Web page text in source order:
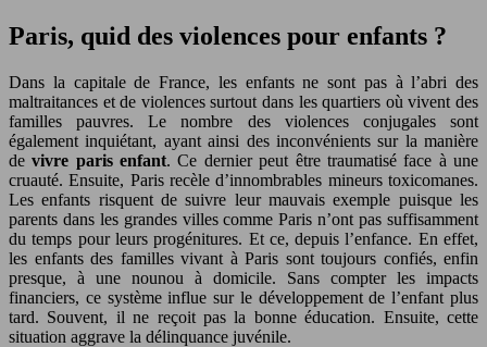
Paris, quid des violences pour enfants ?
Dans la capitale de France, les enfants ne sont pas à l’abri des
maltraitances et de violences surtout dans les quartiers où vivent des
familles pauvres. Le nombre des violences conjugales sont
également inquiétant, ayant ainsi des inconvénients sur la manière
devivre paris enfant. Ce dernier peut être traumatisé face à une
cruauté. Ensuite, Paris recèle d’innombrables mineurs toxicomanes.
Les enfants risquent de suivre leur mauvais exemple puisque les
parents dans les grandes villes comme Paris n’ont pas suffisamment
du temps pour leurs progénitures. Et ce, depuis l’enfance. En effet,
les enfants des familles vivant à Paris sont toujours confiés, enfin
presque, à une nounou à domicile. Sans compter les impacts
financiers, ce système influe sur le développement de l’enfant plus
tard. Souvent, il ne reçoit pas la bonne éducation. Ensuite, cette
situation aggrave la délinquance juvénile.